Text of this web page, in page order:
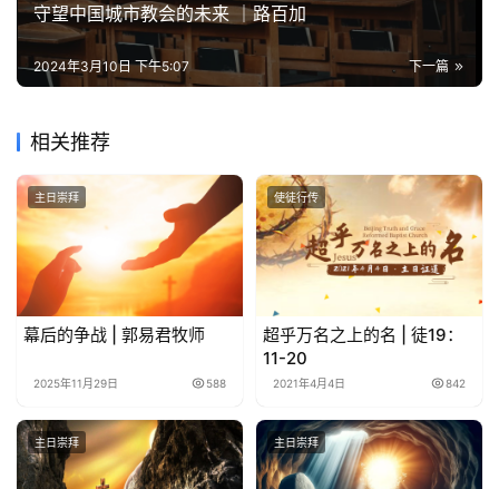
守望中国城市教会的未来 ｜路百加
下一篇
2024年3月10日 下午5:07
相关推荐
主日崇拜
幕后的争战 | 郭易君牧师
2025年11月29日 588
使徒行传
超乎万名之上的名 | 徒19：
11-20
2021年4月4日 842
主日崇拜 主日崇拜